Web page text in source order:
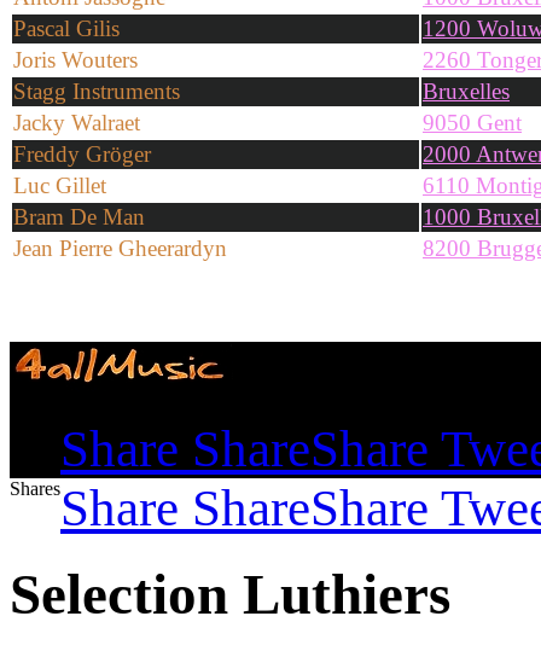
Pascal Gilis
1200
Joris Wouters
2260
Stagg Instruments
Bruxelles
Jacky Walraet
9050 Gent
Freddy Gröger
2000
Luc Gillet
6110
Bram De Man
1000
Jean Pierre Gheerardyn
8200
Share ShareShare
SharesShare ShareShare
Selection Luthiers